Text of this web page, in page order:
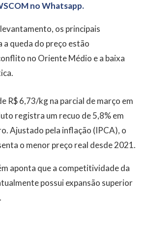
no Whatsapp.
os principais
queda do preço estão
no Oriente Médio e a baixa
R$ 6,73/kg na parcial de março em
registra um recuo de 5,8% em
Ajustado pela inflação (IPCA), o
o menor preço real desde 2021.
aponta que a competitividade da
possui expansão superior